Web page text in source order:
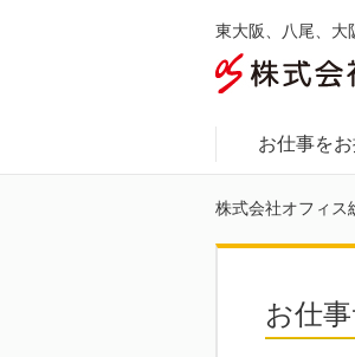
東大阪、八尾、大
お仕事を
株式会社オフィス
お仕